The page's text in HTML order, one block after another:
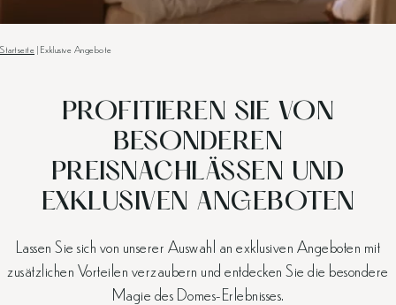
Startseite | Exklusive Angebote
PROFITIEREN SIE VON
BESONDEREN
PREISNACHLÄSSEN UND
EXKLUSIVEN ANGEBOTEN
Lassen Sie sich von unserer Auswahl an exklusiven Angeboten mit
zusätzlichen Vorteilen verzaubern und entdecken Sie die besondere
Magie des Domes-Erlebnisses.